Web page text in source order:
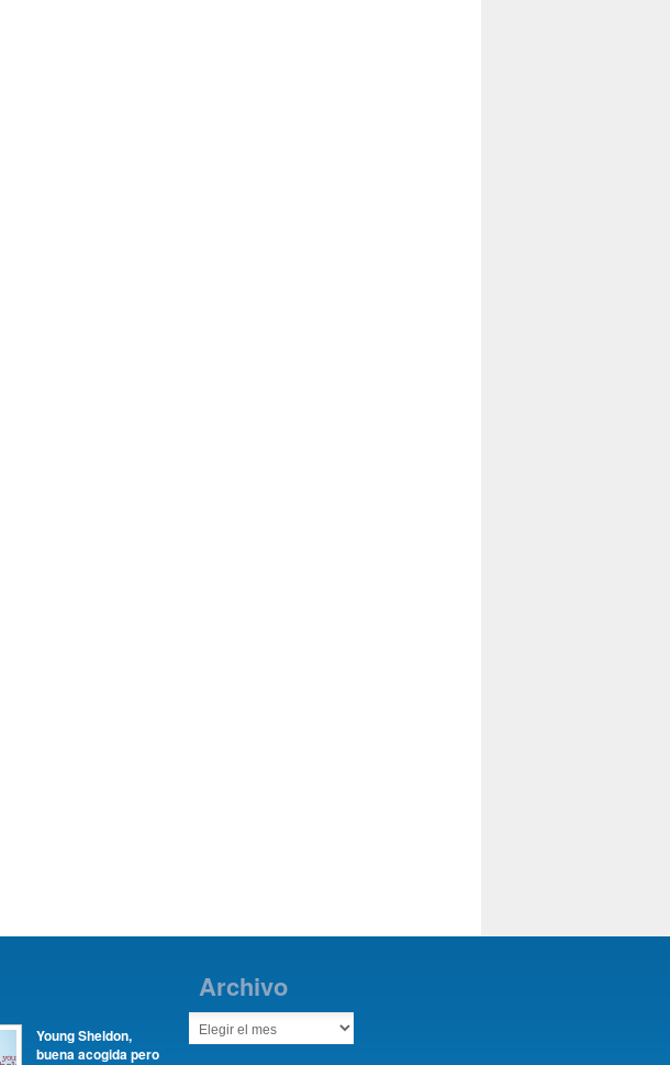
Young Sheldon,
buena acogida pero
Archivo